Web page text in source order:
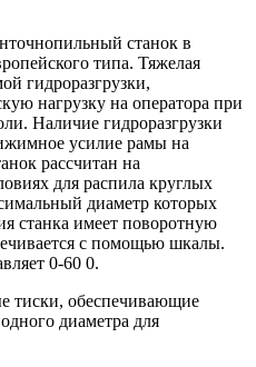
станок в
типа. Тяжелая
гидроразгрузки,
нагрузку на оператора при
Наличие гидроразгрузки
усилие рамы на
рассчитан на
для распила круглых
диаметр которых
станка имеет поворотную
с помощью шкалы.
0-60 0.
тиски, обеспечивающие
диаметра для